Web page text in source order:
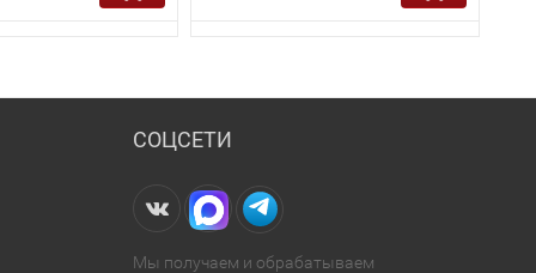
СОЦСЕТИ
Мы получаем и обрабатываем